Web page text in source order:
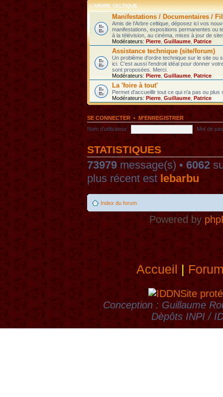
L'ARBRE CELTIQUE
Manifestations / Documentaires /
Amis de l'Arbre celtique, déposez ici vos
manifestations, expositions permanentes ou
à la télévision, au cinéma, mises à jour de
Modérateurs: Pierre Guillaume Patrice
Assistance technique (site/forum)
Un problème d'ordre technique sur le site ou
ici. C'est aussi l'endroit idéal pour donner
sont proposées. Merci.
Modérateurs: Pierre Guillaume Patrice
La 'foire à tout'
Permet d'accueillir tout ce qui n'a pas ou
Modérateurs: Pierre Guillaume Patrice
SE CONNECTER•M’ENREGISTRER
Nom d’utilisateur:
Mot de
STATISTIQUES
73979message(s) •6062
plus récent estlebarbu
Index du forum
Powered by
Accueil|
Site
Conception : Guillaume
Dèpôts INPI /